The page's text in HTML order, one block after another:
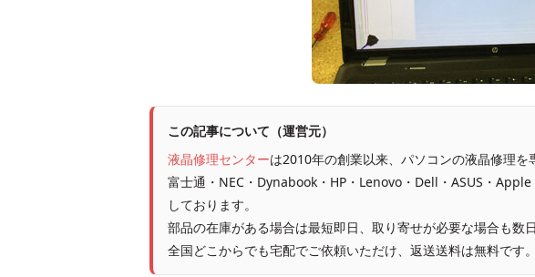
この記事について（運営元）
液晶修理センターは2010年の創業以来、パソコンの液晶修理を
富士通・NEC・Dynabook・HP・Lenovo・Dell・ASUS・
しております。
部品の在庫がある場合は最短即日、取り寄せが必要な場合も数
全国どこからでも宅配でご依頼いただけ、返送送料は無料です。